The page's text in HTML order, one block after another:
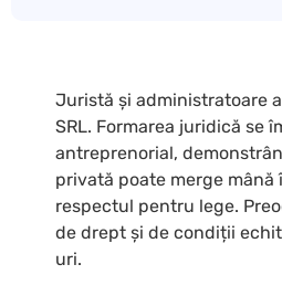
Juristă și administratoare
SRL. Formarea juridică se
antreprenorial,
privată poate merge mână
respectul pentru lege.
de drept și de condiții
uri.